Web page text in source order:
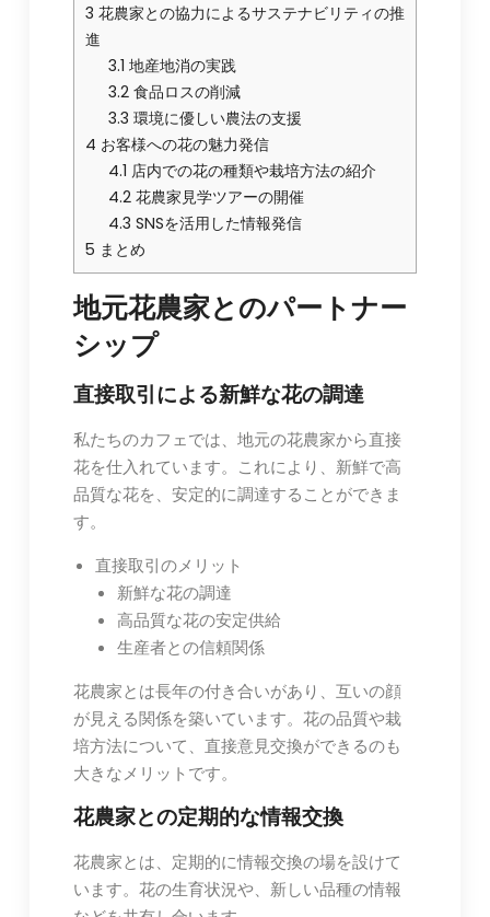
3 花農家との協力によるサステナビリティの推
進
3.1 地産地消の実践
3.2 食品ロスの削減
3.3 環境に優しい農法の支援
4 お客様への花の魅力発信
4.1 店内での花の種類や栽培方法の紹介
4.2 花農家見学ツアーの開催
4.3 SNSを活用した情報発信
5 まとめ
地元花農家とのパートナー
シップ
直接取引による新鮮な花の調達
私たちのカフェでは、地元の花農家から直接
花を仕入れています。これにより、新鮮で高
品質な花を、安定的に調達することができま
す。
直接取引のメリット
新鮮な花の調達
高品質な花の安定供給
生産者との信頼関係
花農家とは長年の付き合いがあり、互いの顔
が見える関係を築いています。花の品質や栽
培方法について、直接意見交換ができるのも
大きなメリットです。
花農家との定期的な情報交換
花農家とは、定期的に情報交換の場を設けて
います。花の生育状況や、新しい品種の情報